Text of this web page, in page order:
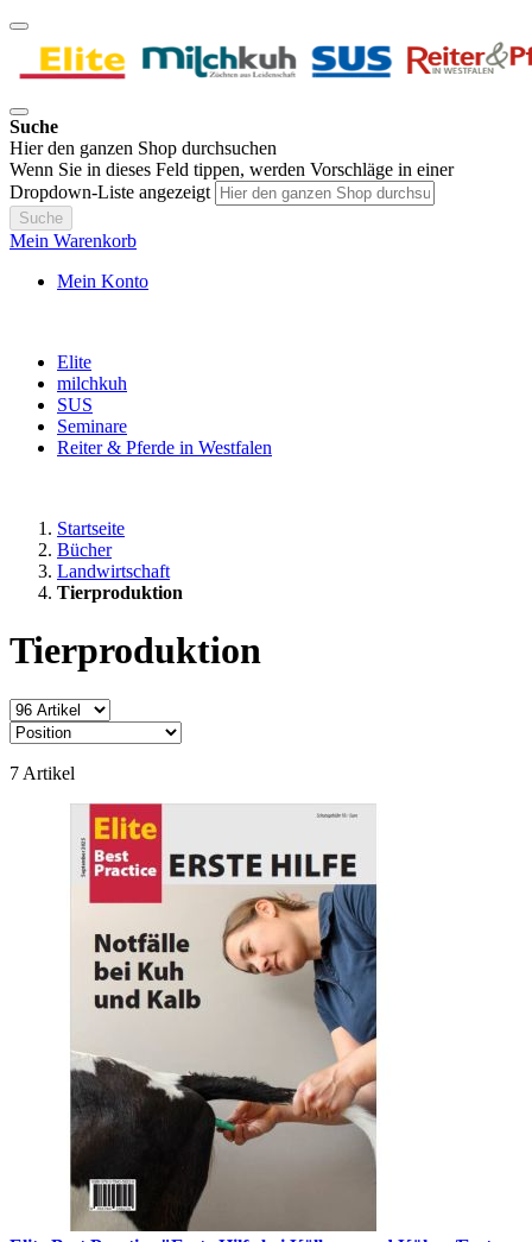
Suche
Hier den ganzen Shop durchsuchen
Wenn Sie in dieses Feld tippen, werden Vorschläge in einer
Dropdown-Liste angezeigt
Suche
Mein Warenkorb
Mein Konto
Elite
milchkuh
SUS
Seminare
Reiter & Pferde in Westfalen
Startseite
Bücher
Landwirtschaft
Tierproduktion
Tierproduktion
7 Artikel